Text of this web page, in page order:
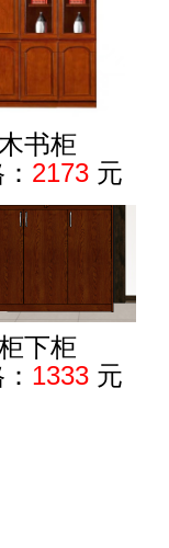
木书柜
： 2173 元
柜下柜
： 1333 元